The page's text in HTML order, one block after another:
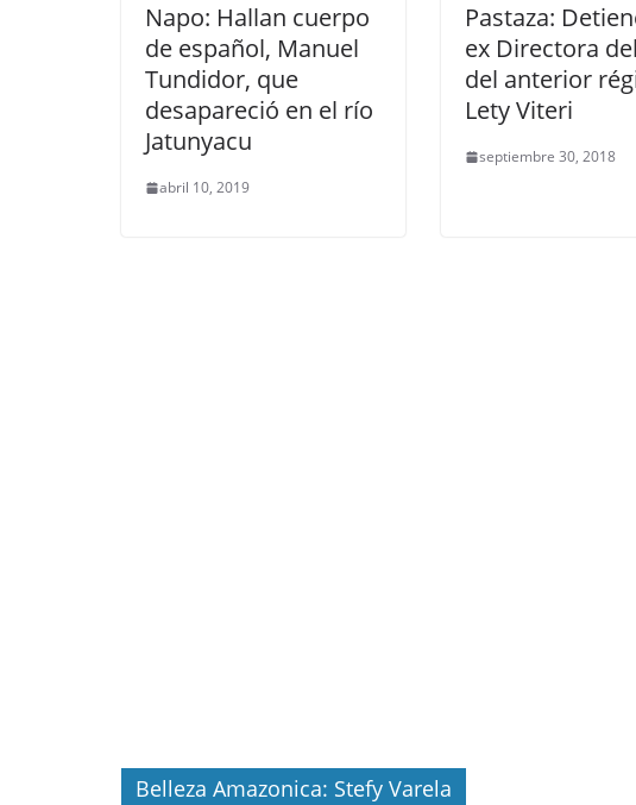
Napo: Hallan cuerpo
de español, Manuel
Tundidor, que
desapareció en el río
Jatunyacu
abril 10, 2019
Pastaza:
ex Directora
del anterior
Lety Viteri
septiembre 30, 2018
Belleza Amazonica: Stefy Varela